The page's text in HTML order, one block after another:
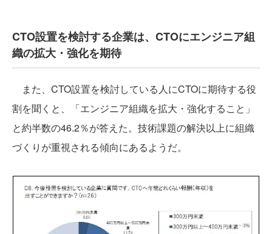
CTO設置を検討する企業は、CTOにエンジニア組
織の拡大・強化を期待
また、CTO設置を検討している人にCTOに期待する役
割を聞くと、「エンジニア組織を拡大・強化すること」
と約半数の46.2％が答えた。技術課題の解決以上に組織
づくりが重視される傾向にあるようだ。